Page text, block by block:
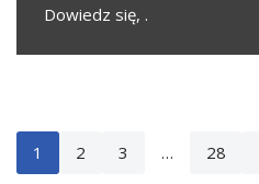
Dowiedz się, .
1 2 3 … 28